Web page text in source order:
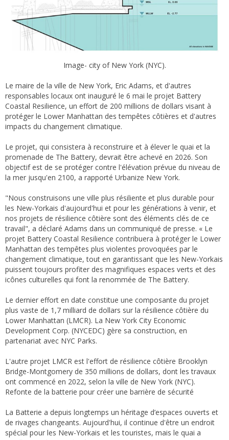
Image- city of New York (NYC).
Le maire de la ville de New York, Eric Adams, et d'autres
responsables locaux ont inauguré le 6 mai le projet Battery
Coastal Resilience, un effort de 200 millions de dollars visant à
protéger le Lower Manhattan des tempêtes côtières et d'autres
impacts du changement climatique.
Le projet, qui consistera à reconstruire et à élever le quai et la
promenade de The Battery, devrait être achevé en 2026. Son
objectif est de se protéger contre l'élévation prévue du niveau de
la mer jusqu'en 2100, a rapporté Urbanize New York.
"Nous construisons une ville plus résiliente et plus durable pour
les New-Yorkais d'aujourd'hui et pour les générations à venir, et
nos projets de résilience côtière sont des éléments clés de ce
travail", a déclaré Adams dans un communiqué de presse. « Le
projet Battery Coastal Resilience contribuera à protéger le Lower
Manhattan des tempêtes plus violentes provoquées par le
changement climatique, tout en garantissant que les New-Yorkais
puissent toujours profiter des magnifiques espaces verts et des
icônes culturelles qui font la renommée de The Battery.
Le dernier effort en date constitue une composante du projet
plus vaste de 1,7 milliard de dollars sur la résilience côtière du
Lower Manhattan (LMCR). La New York City Economic
Development Corp. (NYCEDC) gère sa construction, en
partenariat avec NYC Parks.
L'autre projet LMCR est l'effort de résilience côtière Brooklyn
Bridge-Montgomery de 350 millions de dollars, dont les travaux
ont commencé en 2022, selon la ville de New York (NYC).
Refonte de la batterie pour créer une barrière de sécurité
La Batterie a depuis longtemps un héritage d’espaces ouverts et
de rivages changeants. Aujourd'hui, il continue d'être un endroit
spécial pour les New-Yorkais et les touristes, mais le quai a